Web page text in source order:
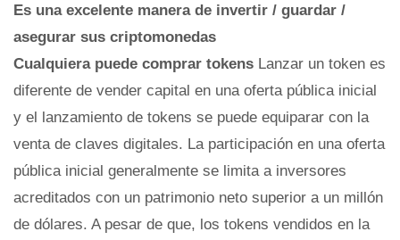
Es una excelente manera de invertir / guardar /
asegurar sus criptomonedas
Cualquiera puede comprar tokens Lanzar un token es
diferente de vender capital en una oferta pública inicial
y el lanzamiento de tokens se puede equiparar con la
venta de claves digitales. La participación en una oferta
pública inicial generalmente se limita a inversores
acreditados con un patrimonio neto superior a un millón
de dólares. A pesar de que, los tokens vendidos en la